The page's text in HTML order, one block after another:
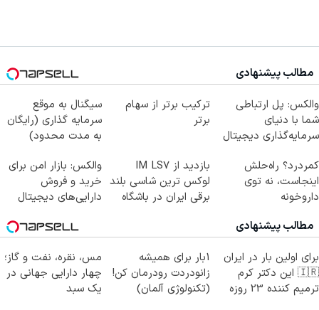
مطالب پیشنهادی
والکس: پل ارتباطی
شما با دنیای
سرمایه‌گذاری دیجیتال
ترکیب برتر از سهام
برتر
سیگنال به موقع
سرمایه گذاری (رایگان
به مدت محدود)
کمردرد؟ راه‌حلش
اینجاست، نه توی
داروخونه
بازدید از IM LS7
لوکس ترین شاسی بلند
برقی ایران در باشگاه
والکس: بازار امن برای
خرید و فروش
دارایی‌های دیجیتال
مطالب پیشنهادی
برای اولین بار در ایران
🇮🇷 این دکتر کرم
ترمیم کننده 23 روزه
1بار برای همیشه
زانودردت رودرمان کن!
(تکنولوژی آلمان)
مس، نقره، نفت و گاز؛
چهار دارایی جهانی در
یک سبد